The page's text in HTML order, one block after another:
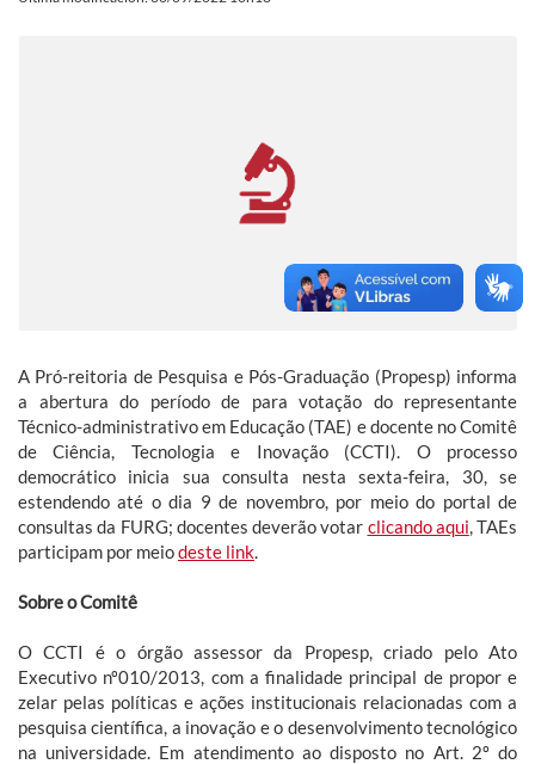
A Pró-reitoria de Pesquisa e Pós-Graduação (Propesp) informa
a abertura do período de para votação do representante
Técnico-administrativo em Educação (TAE) e docente no Comitê
de Ciência, Tecnologia e Inovação (CCTI). O processo
democrático inicia sua consulta nesta sexta-feira, 30, se
estendendo até o dia 9 de novembro, por meio do portal de
consultas da FURG; docentes deverão votar clicando aqui, TAEs
participam por meiodeste link.
Sobre o Comitê
O CCTI é o órgão assessor da Propesp, criado pelo Ato
Executivo nº010/2013, com a finalidade principal de propor e
zelar pelas políticas e ações institucionais relacionadas com a
pesquisa científica, a inovação e o desenvolvimento tecnológico
na universidade. Em atendimento ao disposto no Art. 2º do